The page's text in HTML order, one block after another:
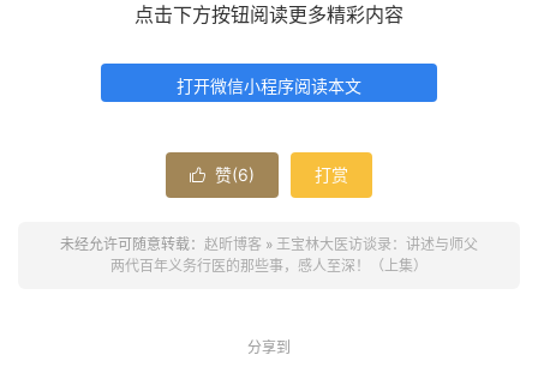
点击下方按钮阅读更多精彩内容
打开微信小程序阅读本文
 赞(6) 打赏
未经允许可随意转载： 赵昕博客 » 王宝林大医访谈录：讲述与师父
两代百年义务行医的那些事，感人至深！（上集）
分享到